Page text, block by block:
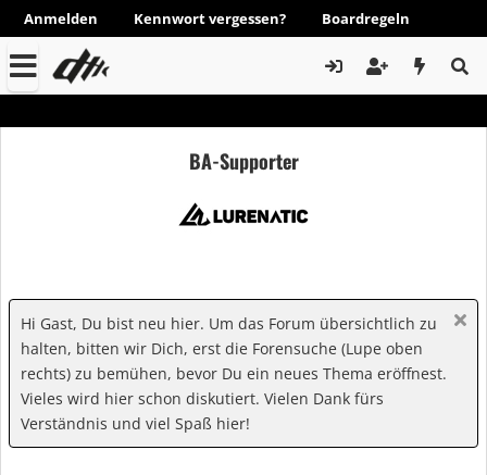
Anmelden Kennwort vergessen? Boardregeln
BA-Supporter
Hi Gast, Du bist neu hier. Um das Forum übersichtlich zu
halten, bitten wir Dich, erst die Forensuche (Lupe oben
rechts) zu bemühen, bevor Du ein neues Thema eröffnest.
Vieles wird hier schon diskutiert. Vielen Dank fürs
Verständnis und viel Spaß hier!